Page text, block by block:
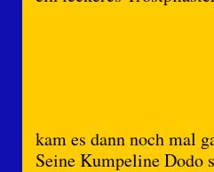
kam es dann noch mal
Seine Kumpeline Dodo